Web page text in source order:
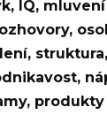
IQ, mluvení